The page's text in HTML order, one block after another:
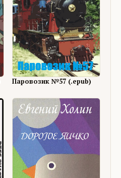
Паровозик №57 (.epub)